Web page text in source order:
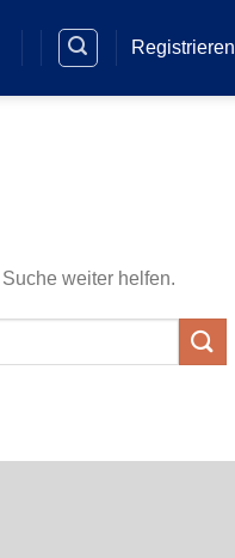
Registrieren
weiter helfen.